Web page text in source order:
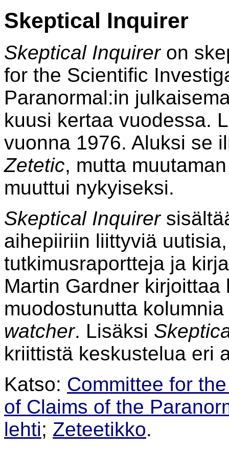
Skeptical Inquirer
Skeptical Inquireron
for the Scientific
Paranormal:in
kuusi kertaa vuodessa.
vuonna 1976. Aluksi se
Zetetic, mutta
muuttui nykyiseksi.
Skeptical Inquirer
aihepiiriin liittyviä
tutkimusraportteja ja
Martin Gardner
muodostunutta kolumnia
watcher. Lisäksi
kriittistä keskustelua eri
Katso: Committee for
of Claims of the
lehti; Zeteetikko.